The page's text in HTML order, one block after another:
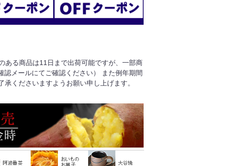
ある商品は11日まで出荷可能ですが、一部商
メールにてご確認ください） また例年期間
くださいますようお願い申し上げます。